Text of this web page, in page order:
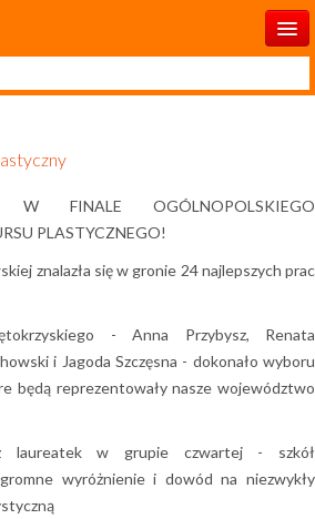
W FINALE OGÓLNOPOLSKIEGO
PLASTYCZNEGO!
znalazła się w gronie 24 najlepszych prac
- Anna Przybysz, Renata
i Jagoda Szczęsna - dokonało wyboru
będą reprezentowały nasze województwo
laureatek w grupie czwartej - szkół
wyróżnienie i dowód na niezwykły